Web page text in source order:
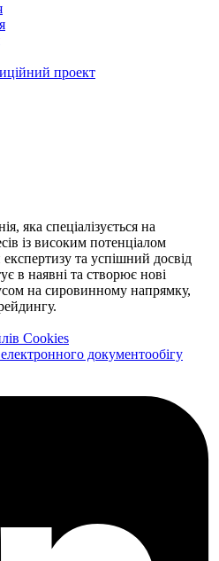
проект
яка спеціалізується на
із високим потенціалом
та успішний досвід
в наявні та створює нові
на сировинному напрямку,
Cookies
документообiгу